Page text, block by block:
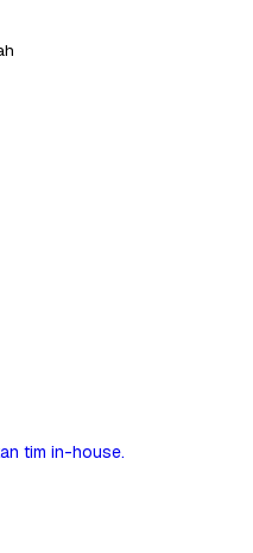
tim in-house.